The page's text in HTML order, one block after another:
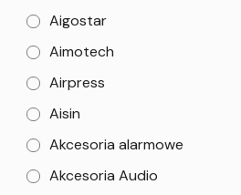
Aigostar
Aimotech
Airpress
Aisin
Akcesoria alarmowe
Akcesoria Audio